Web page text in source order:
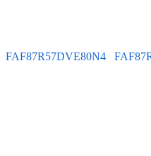
FAF87R57DVE80N4